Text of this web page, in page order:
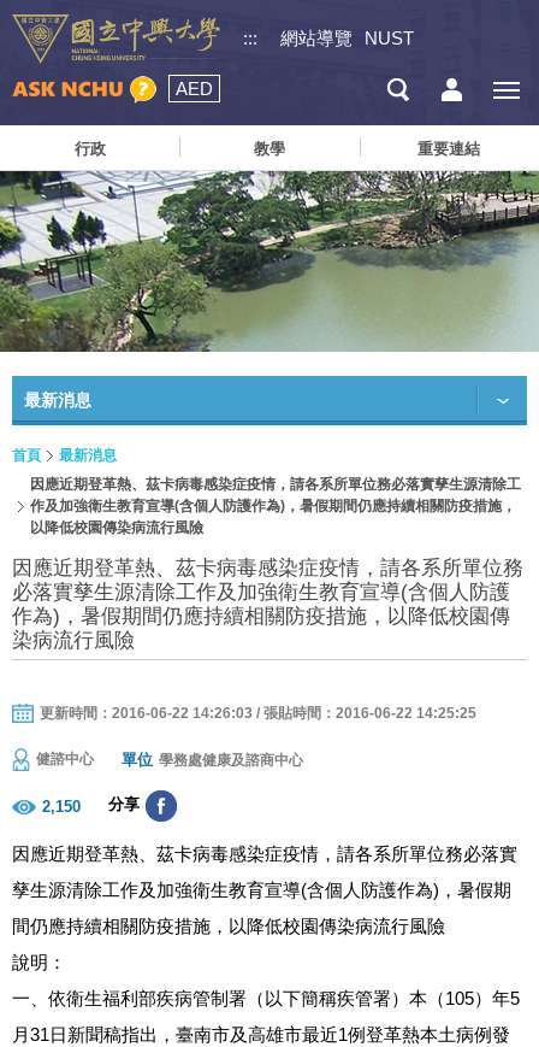
::: 網站導覽 NUST
AED
行政 教學 重要連結
最新消息
首頁
最新消息
因應近期登革熱、茲卡病毒感染症疫情，請各系所單位務必落實孳生源清除工
作及加強衛生教育宣導(含個人防護作為)，暑假期間仍應持續相關防疫措施，
以降低校園傳染病流行風險
因應近期登革熱、茲卡病毒感染症疫情，請各系所單位務
必落實孳生源清除工作及加強衛生教育宣導(含個人防護
作為)，暑假期間仍應持續相關防疫措施，以降低校園傳
染病流行風險
更新時間：2016-06-22 14:26:03 / 張貼時間：2016-06-22 14:25:25
健諮中心 單位 學務處健康及諮商中心
2,150 分享
因應近期登革熱、茲卡病毒感染症疫情，請各系所單位務必落實
孳生源清除工作及加強衛生教育宣導(含個人防護作為) ，暑假期
間仍應持續相關防疫措施，以降低校園傳染病流行風險
說明：
一、依衛生福利部疾病管制署（以下簡稱疾管署）本（105）年5
月 31 日新聞稿指出，臺南市及高雄市最近1例登革熱本土病例發